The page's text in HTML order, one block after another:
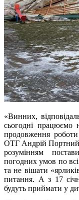
«Винних,
сьогодні працюємо
продовження
ОТГ Андрій Портний
розумінням
погодних умов по
та не вішати
питання. А з 17
будуть приймати у